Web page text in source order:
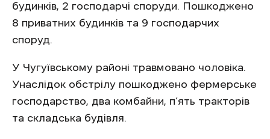
будинків, 2 господарчі споруди. Пошкоджено
8 приватних будинків та 9 господарчих
споруд.
У Чугуївському районі травмовано чоловіка.
Унаслідок обстрілу пошкоджено фермерське
господарство, два комбайни, п‘ять тракторів
та складська будівля.